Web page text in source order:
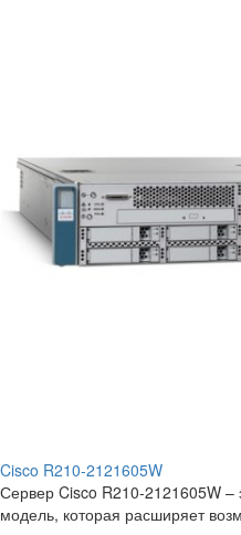
Cisco R210-2121605W
Сервер Cisco R210-2121605W –
модель, которая расширяет